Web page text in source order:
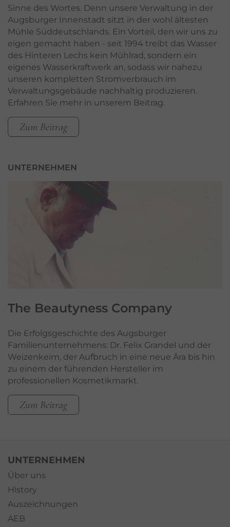
Sinne des Wortes. Denn unsere Verwaltung in der
Augsburger Innenstadt sitzt in der wohl ältesten
Mühle Süddeutschlands. Ein Vorteil, den wir uns zu
eigen gemacht haben - seit 1994 treibt das Wasser
des Hinteren Lechs kein Mühlrad, sondern ein
eigenes Wasserkraftwerk an, sodass wir nahezu
unseren kompletten Stromverbrauch im
Verwaltungsgebäude nachhaltig produzieren.
Erfahren Sie mehr in unserem Beitrag.
Zum Beitrag
UNTERNEHMEN
The Beautyness Company
Die Erfolgsgeschichte des Augsburger
Familienunternehmens: Dr. Felix Grandel und der
Weizenkeim, der Aufbruch in eine neue Ära bis hin
zu einem der führenden Hersteller im
professionellen Kosmetikmarkt.
Zum Beitrag
UNTERNEHMEN
Über uns
History
Auszeichnungen
AEB